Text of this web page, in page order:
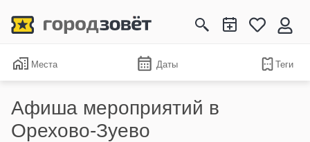
Места Даты Теги
Афиша мероприятий в
Орехово-Зуево